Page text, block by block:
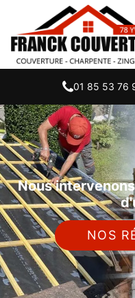
01 85 53 76
Nous
NOS